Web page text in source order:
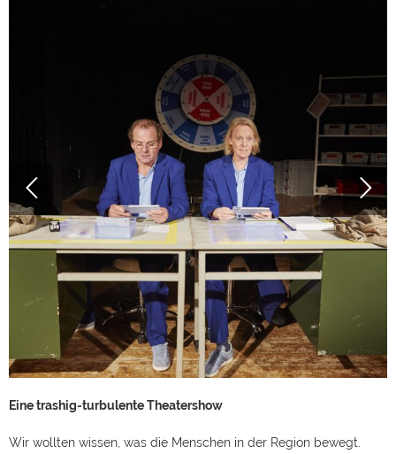
Eine trashig-turbulente Theatershow
Wir wollten wissen, was die Menschen in der Region bewegt.